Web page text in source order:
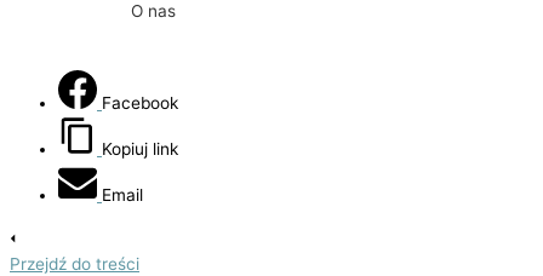
O nas
Facebook
Kopiuj link
Email
Przejdź do treści